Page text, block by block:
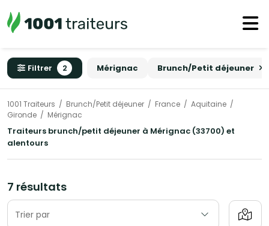
Filtrer 2 Mérignac Brunch/Petit déjeuner
1001 Traiteurs Brunch/Petit déjeuner France
Aquitaine
Gironde
Mérignac
Traiteurs brunch/petit déjeuner à Mérignac (33700) et
alentours
7 résultats
Trier par